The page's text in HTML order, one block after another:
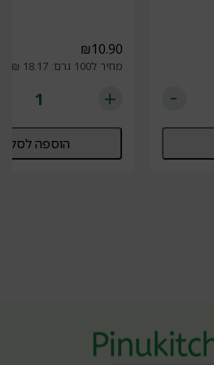
₪10.90
מחיר ל100 גרם: 18.17 ₪
הוספה לסל